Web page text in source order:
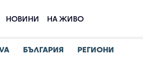
НОВИНИ НА ЖИВО
БЪЛГАРИЯ РЕГИОНИ